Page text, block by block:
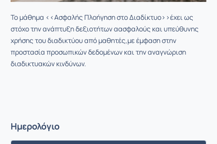
Το μάθημα <<Ασφαλής Πλοήγηση στο Διαδίκτυο>>έχει ως
στόχο την ανάπτυξη δεξιοτήτων αασφαλούς και υπεύθυνης
χρήσης του διαδικτύου από μαθητές,με έμφαση στην
προστασία προσωπικών δεδομένων και την αναγνώριση
διαδικτυακών κινδύνων.
Ημερολόγιο